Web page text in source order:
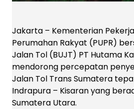
Jakarta – Kementerian
Perumahan Rakyat (PUPR)
Jalan Tol (BUJT) PT Hutama
mendorong percepatan
Jalan Tol Trans Sumatera
Indrapura – Kisaran yang
Sumatera Utara.